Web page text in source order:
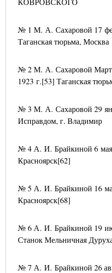
№ 1 М. А. Сахаровой 17
Таганская тюрьма, Москва
№ 2 М. А. Сахаровой
1923 г.[53] Таганская
№ 3 М. А. Сахаровой 29
Исправдом, г. Владимир
№ 4 А. И. Брайкиной 6 мая
Красноярск[62]
№ 5 А. И. Брайкиной 16
Красноярск[68]
№ 6 А. И. Брайкиной 19
Станок Мельничная
№ 7 А. И. Брайкиной 26